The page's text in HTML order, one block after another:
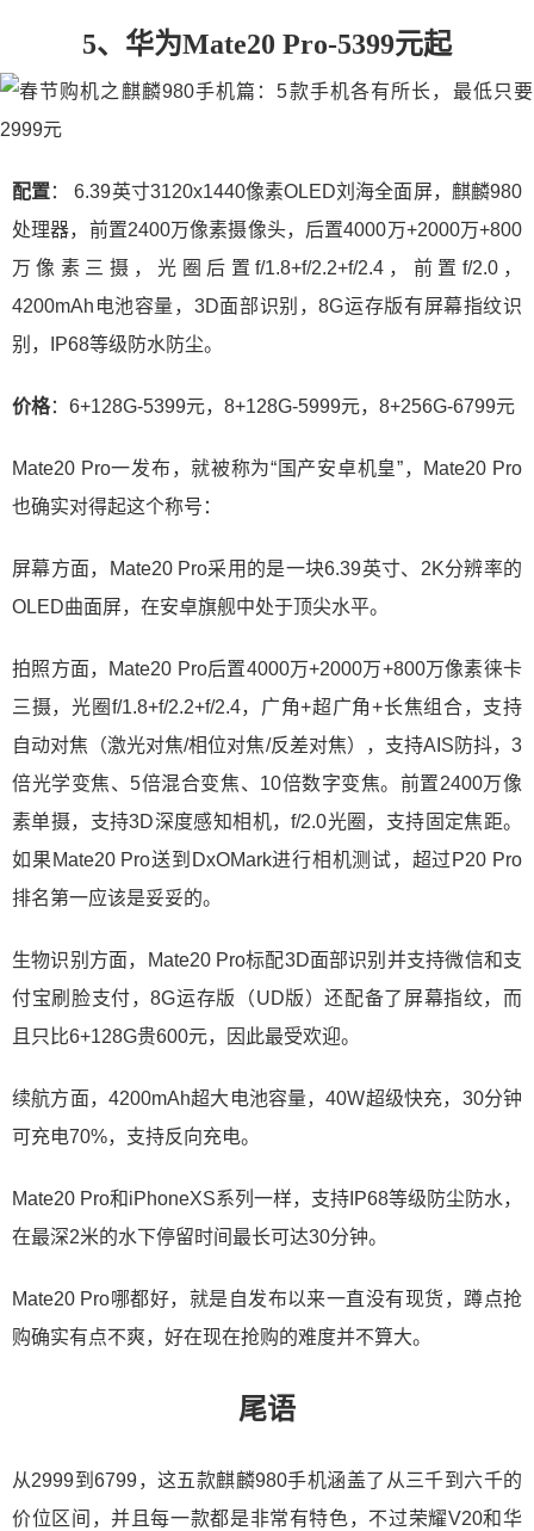
5、华为Mate20 Pro-5399元起
配置： 6.39英寸3120x1440像素OLED刘海全面屏，麒麟980
处理器，前置2400万像素摄像头，后置4000万+2000万+800
万像素三摄，光圈后置f/1.8+f/2.2+f/2.4，前置f/2.0，
4200mAh电池容量，3D面部识别，8G运存版有屏幕指纹识
别，IP68等级防水防尘。
价格：6+128G-5399元，8+128G-5999元，8+256G-6799元
Mate20 Pro一发布，就被称为“国产安卓机皇”，Mate20 Pro
也确实对得起这个称号：
屏幕方面，Mate20 Pro采用的是一块6.39英寸、2K分辨率的
OLED曲面屏，在安卓旗舰中处于顶尖水平。
拍照方面，Mate20 Pro后置4000万+2000万+800万像素徕卡
三摄，光圈f/1.8+f/2.2+f/2.4，广角+超广角+长焦组合，支持
自动对焦（激光对焦/相位对焦/反差对焦），支持AIS防抖，3
倍光学变焦、5倍混合变焦、10倍数字变焦。前置2400万像
素单摄，支持3D深度感知相机，f/2.0光圈，支持固定焦距。
如果Mate20 Pro送到DxOMark进行相机测试，超过P20 Pro
排名第一应该是妥妥的。
生物识别方面，Mate20 Pro标配3D面部识别并支持微信和支
付宝刷脸支付，8G运存版（UD版）还配备了屏幕指纹，而
且只比6+128G贵600元，因此最受欢迎。
续航方面，4200mAh超大电池容量，40W超级快充，30分钟
可充电70%，支持反向充电。
Mate20 Pro和iPhoneXS系列一样，支持IP68等级防尘防水，
在最深2米的水下停留时间最长可达30分钟。
Mate20 Pro哪都好，就是自发布以来一直没有现货，蹲点抢
购确实有点不爽，好在现在抢购的难度并不算大。
尾语
从2999到6799，这五款麒麟980手机涵盖了从三千到六千的
价位区间，并且每一款都是非常有特色，不过荣耀V20和华